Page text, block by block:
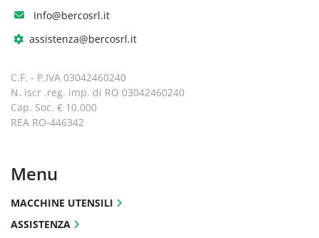
Info@bercosrl.it
assistenza@bercosrl.it
C.F. - P.IVA 03042460240
N. iscr .reg. imp. di RO 03042460240
Cap. Soc. € 10.000
REA RO-446342
Menu
MACCHINE UTENSILI
ASSISTENZA